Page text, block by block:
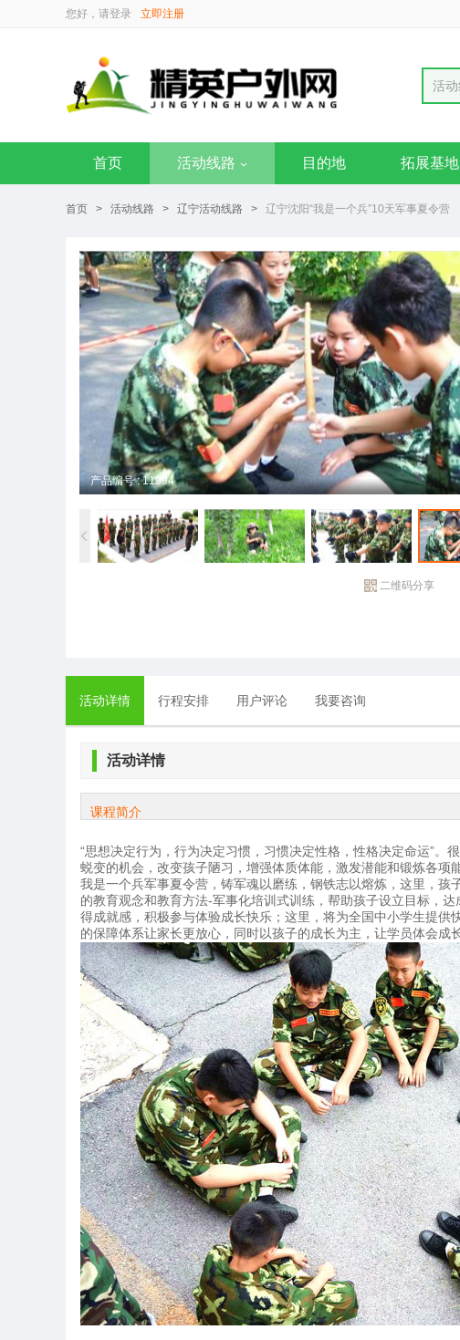
您好，请登录 立即注册
活
首页 活动线路 目的地 拓展基地
首页 > 活动线路 > 辽宁活动线路 > 辽宁沈阳“我是一个兵”10天军事夏令营
产品编号 : 11994
二维码分享
活动详情 行程安排 用户评论 我要咨询
活动详情
课程简介
“思想决定行为，行为决定习惯，习惯决定性格，性格决定命运”
蜕变的机会，改变孩子陋习，增强体质体能，激发潜能和锻炼各项
我是一个兵军事夏令营，铸军魂以磨练，钢铁志以熔炼，这里，
的教育观念和教育方法-军事化培训式训练，帮助孩子设立目标，
得成就感，积极参与体验成长快乐；这里，将为全国中小学生提
的保障体系让家长更放心，同时以孩子的成长为主，让学员体会成